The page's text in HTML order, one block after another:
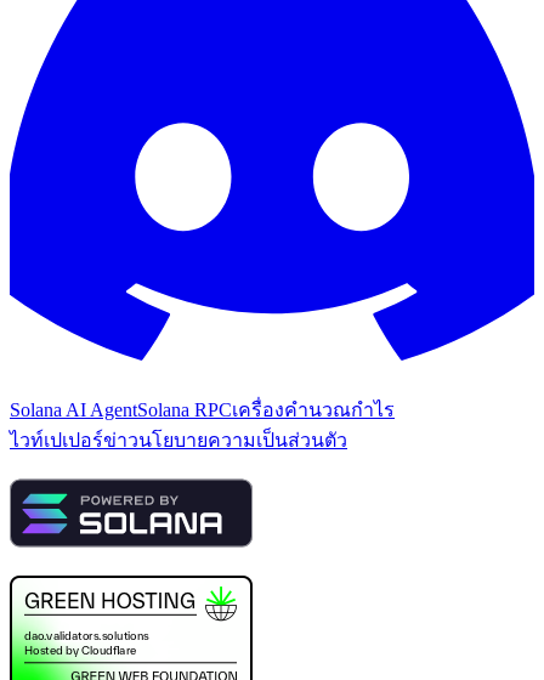
Solana AI AgentSolana RPCเครื่องคำนวณกำไร
ไวท์เปเปอร์ข่าวนโยบายความเป็นส่วนตัว